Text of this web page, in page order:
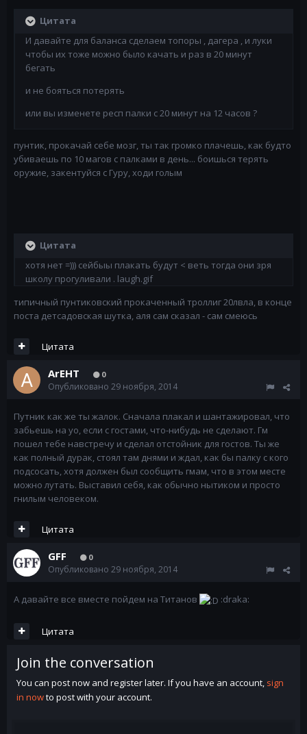
Цитата
И давайте для баланса сделаем топоры , дагера , и луки
чтобы их тоже можно было качать и раз в 20 минут
бегать
и не бояться потерять
или вы изменете респ палки с 20 минут на 12 часов ?
пунтик, прокачай себе мозг, ты так громко плачешь, как будто
убиваешь по 10 магов с палками в день... боишься терять
оружие, закентуйся с Гуру, ходи голым
Цитата
хотя нет =))) сейбыы плакать будут < веть тогда они зря
школу прогуливали . laugh.gif
типичный пунтиковский прокаченный троллиг 20лвла, в конце
поста детсадовская шутка, аля сам сказал - сам смеюсь
Цитата
ArEHT 0
Опубликовано 29 ноября, 2014
Путник как же ты жалок. Сначала плакал и шантажировал, что
забьешь на уо, если с гостами, что-нибудь не сделают. Гм
пошел тебе навстречу и сделал отстойник для гостов. Ты же
как полный дурак, стоял там днями и ждал, как бы палку с кого
подсосать, хотя должен был сообщить гмам, что в этом месте
можно лутать. Выставил себя, как обычно нытиком и просто
гнилым человеком.
Цитата
GFF 0
Опубликовано 29 ноября, 2014
А давайте все вместе пойдем на Титанов :draka:
Цитата
Join the conversation
You can post now and register later. If you have an account, sign
in nowto post with your account.